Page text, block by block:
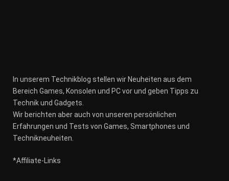
In unserem Technikblog stellen wir Neuheiten aus dem
Bereich Games, Konsolen und PC vor und geben Tipps zu
Technik und Gadgets.
Wir berichten aber auch von unseren persönlichen
Erfahrungen und Tests von Games, Smartphones und
Technikneuheiten.
*Affiliate-Links